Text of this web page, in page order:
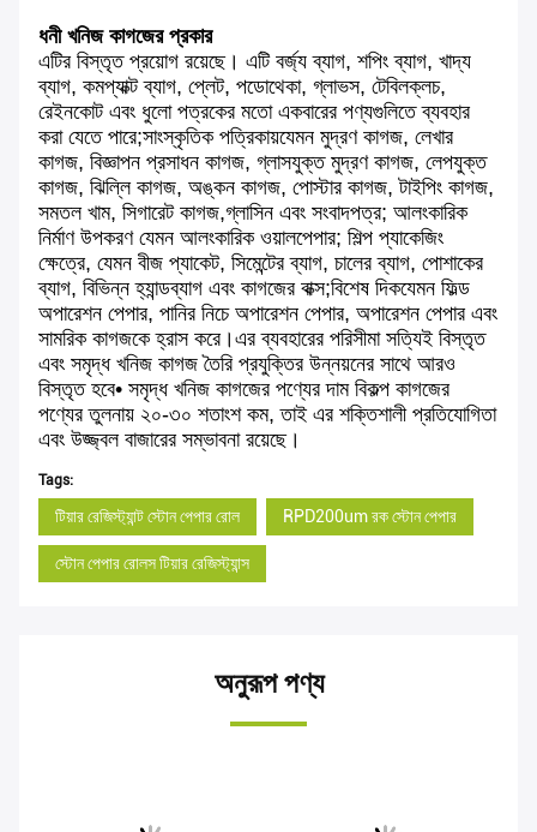
ধনী খনিজ কাগজের প্রকার
এটির বিস্তৃত প্রয়োগ রয়েছে। এটি বর্জ্য ব্যাগ, শপিং ব্যাগ, খাদ্য
ব্যাগ, কমপ্যাক্ট ব্যাগ, প্লেট, পডোথেকা, গ্লাভস, টেবিলক্লচ,
রেইনকোট এবং ধুলো পত্রকের মতো একবারের পণ্যগুলিতে ব্যবহার
করা যেতে পারে;সাংস্কৃতিক পত্রিকায়যেমন মুদ্রণ কাগজ, লেখার
কাগজ, বিজ্ঞাপন প্রসাধন কাগজ, গ্লাসযুক্ত মুদ্রণ কাগজ, লেপযুক্ত
কাগজ, ঝিল্লি কাগজ, অঙ্কন কাগজ, পোস্টার কাগজ, টাইপিং কাগজ,
সমতল খাম, সিগারেট কাগজ,গ্লাসিন এবং সংবাদপত্র; আলংকারিক
নির্মাণ উপকরণ যেমন আলংকারিক ওয়ালপেপার; শিল্প প্যাকেজিং
ক্ষেত্রে, যেমন বীজ প্যাকেট, সিমেন্টের ব্যাগ, চালের ব্যাগ, পোশাকের
ব্যাগ, বিভিন্ন হ্যান্ডব্যাগ এবং কাগজের বাক্স;বিশেষ দিকযেমন ফিল্ড
অপারেশন পেপার, পানির নিচে অপারেশন পেপার, অপারেশন পেপার এবং
সামরিক কাগজকে হ্রাস করে।এর ব্যবহারের পরিসীমা সত্যিই বিস্তৃত
এবং সমৃদ্ধ খনিজ কাগজ তৈরি প্রযুক্তির উন্নয়নের সাথে আরও
বিস্তৃত হবে• সমৃদ্ধ খনিজ কাগজের পণ্যের দাম বিকল্প কাগজের
পণ্যের তুলনায় ২০-৩০ শতাংশ কম, তাই এর শক্তিশালী প্রতিযোগিতা
এবং উজ্জ্বল বাজারের সম্ভাবনা রয়েছে।
Tags:
টিয়ার রেজিস্ট্যান্ট স্টোন পেপার রোল RPD200um রক স্টোন পেপার
স্টোন পেপার রোলস টিয়ার রেজিস্ট্যান্স
অনুরূপ পণ্য